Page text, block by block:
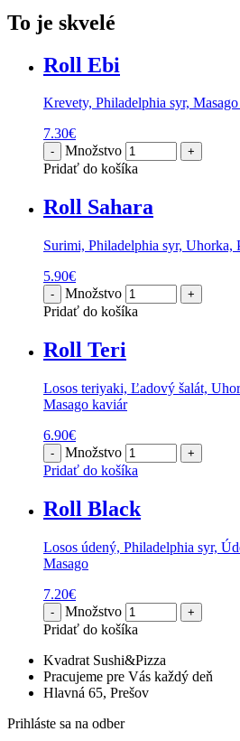
To je skvelé
Roll Ebi
Krevety, Philadelphia syr,
7.30€
Množstvo
Pridať do košíka
Roll Sahara
Surimi, Philadelphia syr, Uhorka,
5.90€
Množstvo
Pridať do košíka
Roll Teri
Losos teriyaki, Ľadový šalát,
Masago kaviár
6.90€
Množstvo
Pridať do košíka
Roll Black
Losos údený, Philadelphia syr,
Masago
7.20€
Množstvo
Pridať do košíka
Kvadrat Sushi&Pizza
Pracujeme pre Vás každý deň
Hlavná 65, Prešov
Prihláste sa na odber